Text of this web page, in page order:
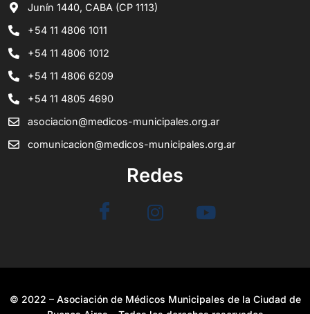
Junín 1440, CABA (CP 1113)
+54 11 4806 1011
+54 11 4806 1012
+54 11 4806 6209
+54 11 4805 4690
asociacion@medicos-municipales.org.ar
comunicacion@medicos-municipales.org.ar
Redes
© 2022 – Asociación de Médicos Municipales de la Ciudad de